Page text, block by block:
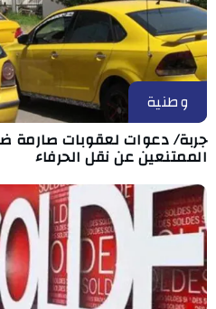
وطنية
جربة/ دعوات لعقوبات صارمة
الممتنعين عن نقل الحرفاء